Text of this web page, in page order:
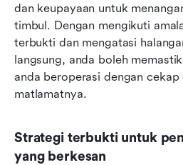
dan keupayaan untuk
timbul. Dengan mengikuti
terbukti dan mengatasi
langsung, anda boleh
anda beroperasi dengan cekap
matlamatnya.
Strategi terbukti untuk
yang berkesan